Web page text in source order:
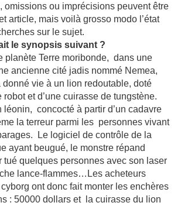
omissions ou imprécisions peuvent être
article, mais voilà grosso modo l’état
sur le sujet.
le synopsis suivant ?
planète Terre moribonde, dans une
ancienne cité jadis nommé Nemea,
vie à un lion redoutable, doté
robot et d’une cuirasse de tungstène.
léonin, concocté à partir d’un cadavre
la terreur parmi les personnes vivant
Le logiciel de contrôle de la
ayant beugué, le monstre répand
tué quelques personnes avec son laser
lance-flammes…Les acheteurs
ont donc fait monter les enchères
: 50000 dollars et la cuirasse du lion